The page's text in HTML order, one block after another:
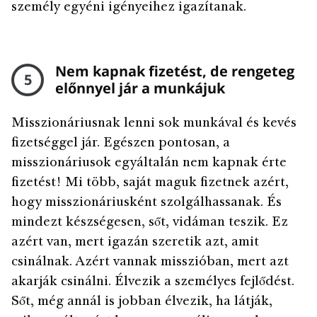
személy egyéni igényeihez igazítanak.
5
Nem kapnak fizetést, de rengeteg
előnnyel jár a munkájuk
Misszionáriusnak lenni sok munkával és kevés
fizetséggel jár. Egészen pontosan, a
misszionáriusok egyáltalán nem kapnak érte
fizetést! Mi több, saját maguk fizetnek azért,
hogy misszionáriusként szolgálhassanak. És
mindezt készségesen, sőt, vidáman teszik. Ez
azért van, mert igazán szeretik azt, amit
csinálnak. Azért vannak misszióban, mert azt
akarják csinálni. Élvezik a személyes fejlődést.
Sőt, még annál is jobban élvezik, ha látják,